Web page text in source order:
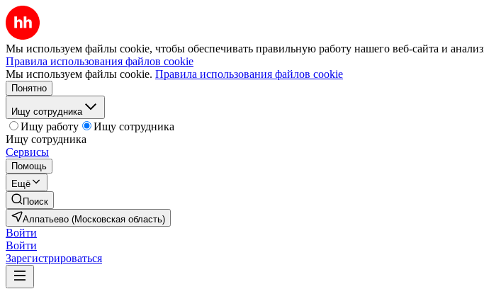
Мы используем файлы cookie, чтобы обеспечивать правильную работу нашего веб-сайта и
Правила использования файлов cookie
Мы используем файлы cookie. Правила использования файлов cookie
Понятно
Ищу сотрудника
Ищу работу
Ищу сотрудника
Ищу сотрудника
Сервисы
Помощь
Ещё
Поиск
Алпатьево (Московская область)
Войти
Войти
Зарегистрироваться